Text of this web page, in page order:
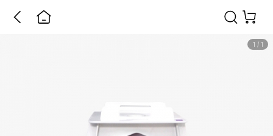
1 / 1